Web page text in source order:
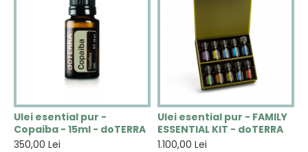
Ulei esential pur -
Copaiba - 15ml - doTERRA
350,00 Lei
Ulei esential pur - FAMILY
ESSENTIAL KIT - doTERRA
1.100,00 Lei